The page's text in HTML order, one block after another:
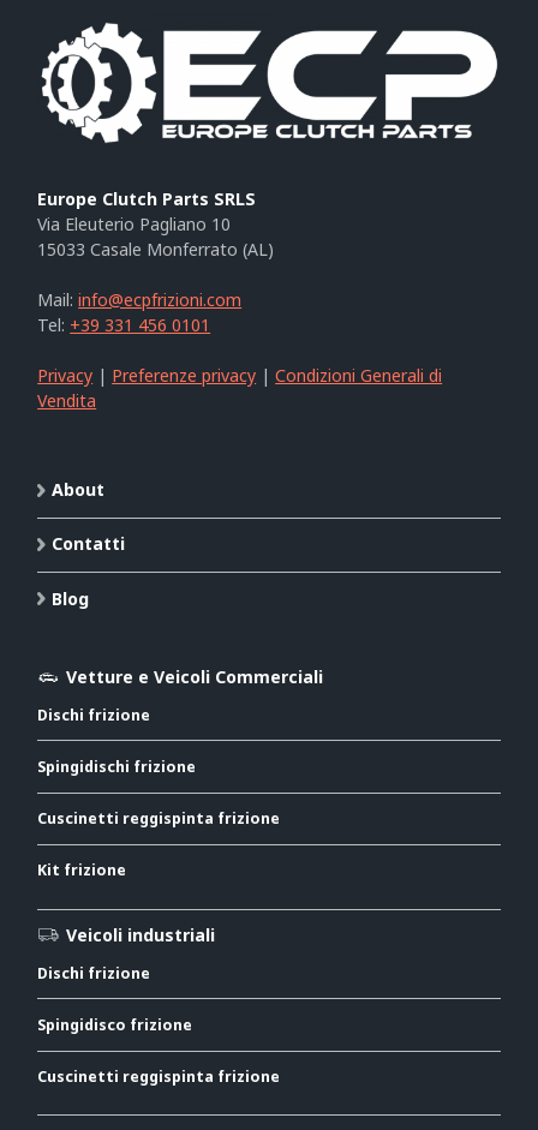
Europe Clutch Parts SRLS
Via Eleuterio Pagliano 10
15033 Casale Monferrato (AL)
Mail:info@ecpfrizioni.com
Tel: +39 331 456 0101
Privacy | Preferenze privacy |Condizioni Generali di
Vendita
About
Contatti
Blog
Vetture e Veicoli Commerciali
Dischi frizione
Spingidischi frizione
Cuscinetti reggispinta frizione
Kit frizione
Veicoli industriali
Dischi frizione
Spingidisco frizione
Cuscinetti reggispinta frizione